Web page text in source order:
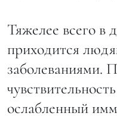
Тяжелее всего в
приходится
заболеваниями.
ослабленный